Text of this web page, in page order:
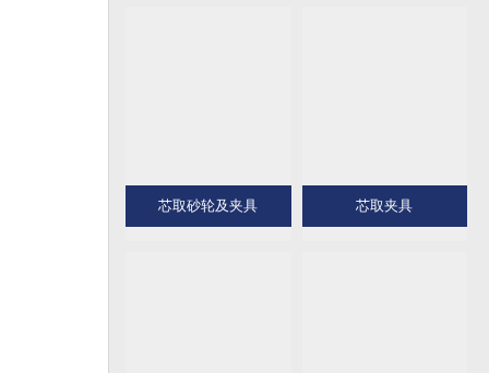
芯取砂轮及夹具 芯取夹具